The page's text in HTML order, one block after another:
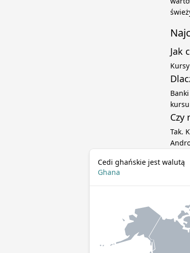
Jak
Czy
Tak.
Cedi ghańskie jest walutą
Ghana